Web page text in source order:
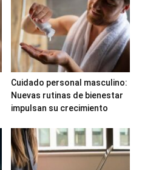
Cuidado personal masculino:
Nuevas rutinas de bienestar
impulsan su crecimiento